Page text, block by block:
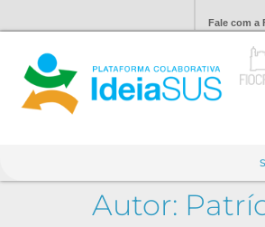
Fale com a
Autor: